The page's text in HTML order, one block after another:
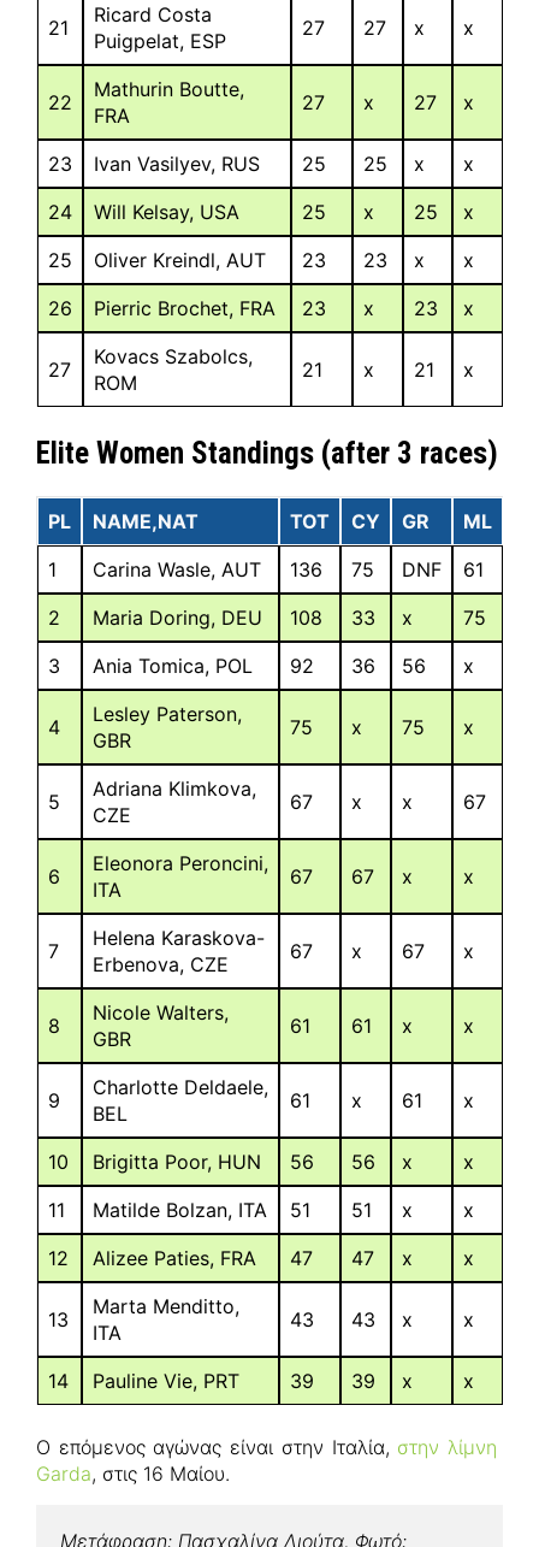
21
Ricard Costa
Puigpelat, ESP
27 27 x x
22
Mathurin Boutte,
FRA
27 x 27 x
23 Ivan Vasilyev, RUS 25 25 x
x
24
Will Kelsay, USA 25 x 25
x
25
Oliver Kreindl, AUT 23 23 x
x
26
Pierric Brochet, FRA 23 x 23 x
27
Kovacs Szabolcs,
ROM
21 x 21 x
Elite Women Standings (after 3 races)
PL NAME,NAT TOT CY GR
ML
1
Carina Wasle, AUT 136 75 DNF
61
2
Maria Doring, DEU 108 33 x
75
3
Ania Tomica, POL 92 36 56 x
4
Lesley Paterson,
GBR
75 x 75 x
5
Adriana Klimkova,
CZE
67 x x 67
6
Eleonora Peroncini,
ITA
67 67 x x
7
Helena Karaskova-
Erbenova, CZE
67 x 67 x
8
Nicole Walters,
GBR
61 61 x x
9
Charlotte Deldaele,
BEL
61 x 61 x
10 Brigitta Poor, HUN 56 56 x
x
11
Matilde Bolzan, ITA 51 51 x
x
12
Alizee Paties, FRA 47 47 x x
13
Marta Menditto,
ITA
43 43 x x
14 Pauline Vie, PRT 39 39 x x
Ο επόμενος αγώνας είναι στην Ιταλία, στην λίμνη
Garda, στις 16 Μαίου.
Μετάφραση: Πασχαλίνα Λιούτα, Φωτό: